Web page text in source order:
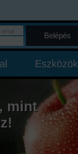
Belépés
Eszközök
mint